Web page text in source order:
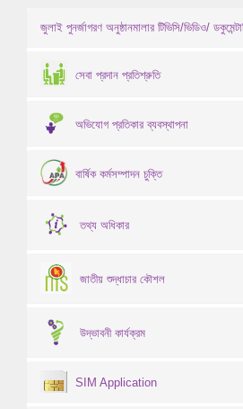
জুলাই পুনর্জাগরণ অনুষ্ঠানমালার টিভিসি/ভিডিও/
সেবা প্রদান প্রতিশ্রুতি
অভিযোগ প্রতিকার ব্যবস্থাপনা
বার্ষিক কর্মসম্পাদন চুক্তি
তথ্য অধিকার
জাতীয় শুদ্ধাচার কৌশল
উদ্ভাবনী কার্যক্রম
SIM Application